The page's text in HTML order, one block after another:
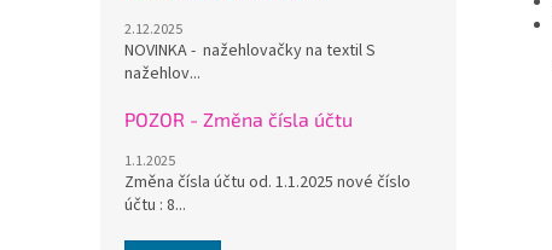
2.12.2025
NOVINKA - nažehlovačky na textil S
nažehlov...
POZOR - Změna čísla účtu
1.1.2025
Změna čísla účtu od. 1.1.2025 nové číslo
účtu : 8...